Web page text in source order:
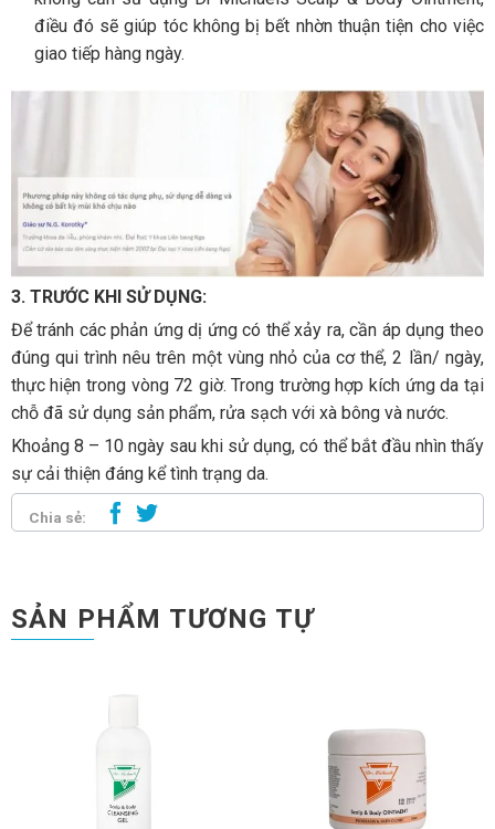
điều đó sẽ giúp tóc không bị bết nhờn thuận tiện cho việc
giao tiếp hàng ngày.
3. TRƯỚC KHI SỬ DỤNG:
Để tránh các phản ứng dị ứng có thể xảy ra, cần áp dụng theo
đúng qui trình nêu trên một vùng nhỏ của cơ thể, 2 lần/ ngày,
thực hiện trong vòng 72 giờ. Trong trường hợp kích ứng da tại
chỗ đã sử dụng sản phẩm, rửa sạch với xà bông và nước.
Khoảng 8 – 10 ngày sau khi sử dụng, có thể bắt đầu nhìn thấy
sự cải thiện đáng kể tình trạng da.
Chia sẻ:
SẢN PHẨM TƯƠNG TỰ